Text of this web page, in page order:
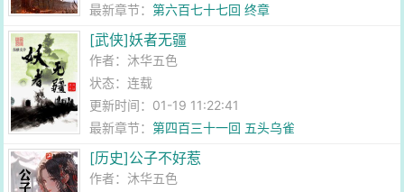
最新章节：第六百七十七回 终章
[武侠]妖者无疆
作者： 沐华五色
状态：连载
更新时间：01-19 11:22:41
最新章节：第四百三十一回 五头乌雀
[历史]公子不好惹
作者： 沐华五色